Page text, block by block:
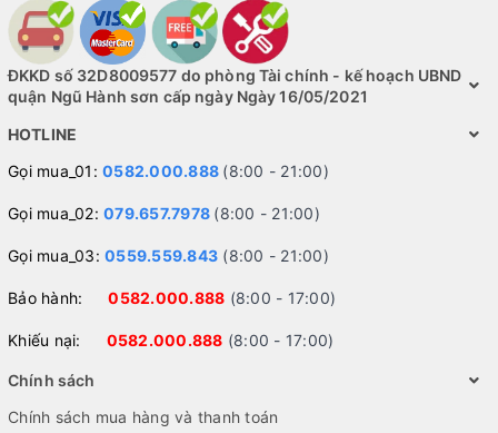
ĐKKD số 32D8009577 do phòng Tài chính - kế hoạch UBND
quận Ngũ Hành sơn cấp ngày Ngày 16/05/2021
HOTLINE
Gọi mua_01: 0582.000.888 (8:00 - 21:00)
Gọi mua_02: 079.657.7978 (8:00 - 21:00)
Gọi mua_03: 0559.559.843 (8:00 - 21:00)
Bảo hành:0582.000.888 (8:00 - 17:00)
Khiếu nại: 0582.000.888 (8:00 - 17:00)
Chính sách
Chính sách mua hàng và thanh toán